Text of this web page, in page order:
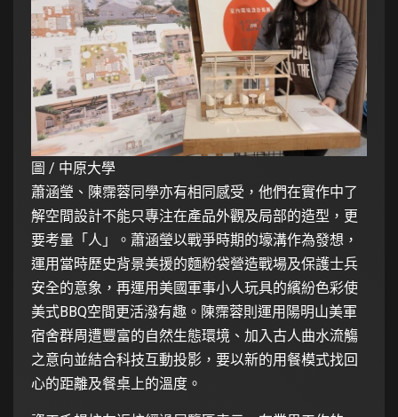
圖 / 中原大學
蕭涵瑩、陳霈蓉同學亦有相同感受，他們在實作中了
解空間設計不能只專注在產品外觀及局部的造型，更
要考量「人」。蕭涵瑩以戰爭時期的壕溝作為發想，
運用當時歷史背景美援的麵粉袋營造戰場及保護士兵
安全的意象，再運用美國軍事小人玩具的繽紛色彩使
美式BBQ空間更活潑有趣。陳霈蓉則運用陽明山美軍
宿舍群周遭豐富的自然生態環境、加入古人曲水流觴
之意向並結合科技互動投影，要以新的用餐模式找回
心的距離及餐桌上的溫度。